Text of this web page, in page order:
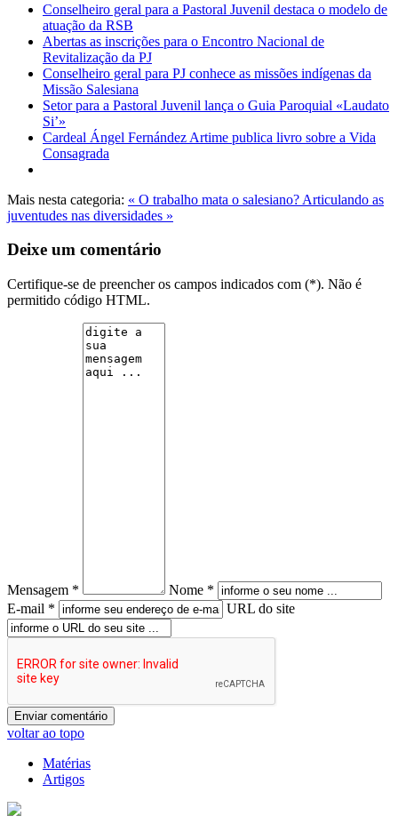
Conselheiro geral para a Pastoral Juvenil destaca o modelo de
atuação da RSB
Abertas as inscrições para o Encontro Nacional de
Revitalização da PJ
Conselheiro geral para PJ conhece as missões indígenas da
Missão Salesiana
Setor para a Pastoral Juvenil lança o Guia Paroquial «Laudato
Si’»
Cardeal Ángel Fernández Artime publica livro sobre a Vida
Consagrada
Mais nesta categoria: « O trabalho mata o salesiano? Articulando as
juventudes nas diversidades »
Deixe um comentário
Certifique-se de preencher os campos indicados com (*). Não é
permitido código HTML.
Mensagem *
Nome *
E-mail *
URL do site
voltar ao topo
Matérias
Artigos